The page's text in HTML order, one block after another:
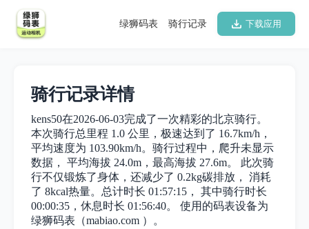
下载应用
骑行记录
绿狮码表
骑行记录详情
kens50在2026-06-03完成了一次精彩的北京骑行。
本次骑行总里程 1.0 公里，极速达到了 16.7km/h，
平均速度为 103.90km/h。骑行过程中，爬升未显示
数据， 平均海拔 24.0m，最高海拔 27.6m。 此次骑
行不仅锻炼了身体，还减少了 0.2kg碳排放， 消耗
了 8kcal热量。总计时长 01:57:15， 其中骑行时长
00:00:35，休息时长 01:56:40。 使用的码表设备为
绿狮码表（mabiao.com ）。